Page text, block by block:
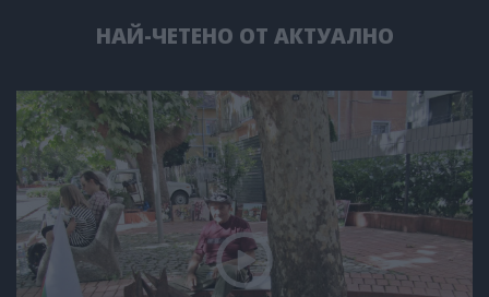
НАЙ-ЧЕТЕНО ОТ АКТУАЛНО